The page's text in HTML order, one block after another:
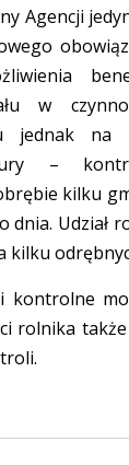
Agencji
w
jednak na
–
kilku
dnia. Udział
kilku
kontrolne
rolnika